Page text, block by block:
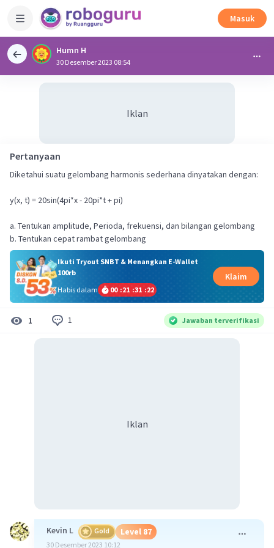
Masuk
Humn H
30 Desember 2023 08:54
Iklan
Pertanyaan
Diketahui suatu gelombang harmonis sederhana dinyatakan dengan:
y(x, t) = 20sin(4pi*x - 20pi*t + pi)
a. Tentukan amplitude, Perioda, frekuensi, dan bilangan gelombang
b. Tentukan cepat rambat gelombang
Ikuti Tryout SNBT & Menangkan E-Wallet
100rb
Habis dalam
00 :21 :31 :21
Klaim
1 1 Jawaban terverifikasi
Iklan
Kevin L Gold Level 87
30 Desember 2023 10:12